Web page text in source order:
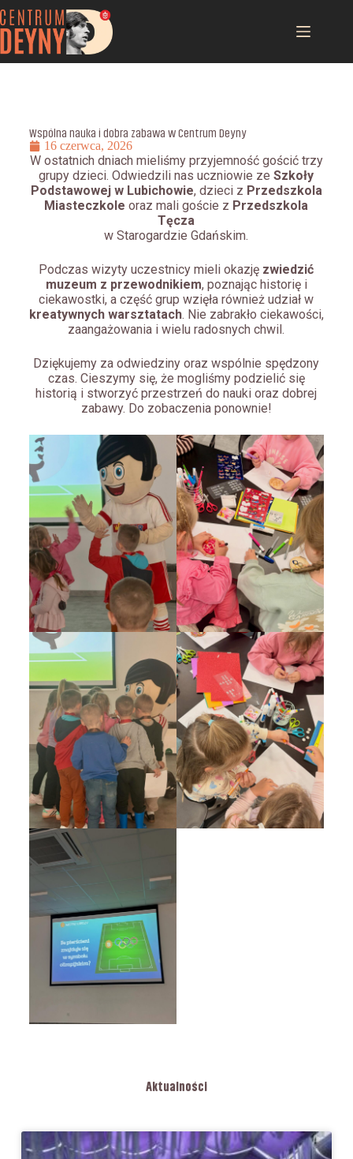
Wspólna nauka i dobra zabawa w Centrum Deyny
16 czerwca, 2026
W ostatnich dniach mieliśmy przyjemność gościć trzy
grupy dzieci. Odwiedzili nas uczniowie zeSzkoły
Podstawowej w Lubichowie, dzieci z Przedszkola
Miasteczkole oraz mali goście z Przedszkola
Tęcza
w Starogardzie Gdańskim.
Podczas wizyty uczestnicy mieli okazję zwiedzić
muzeum z przewodnikiem, poznając historię i
ciekawostki, a część grup wzięła również udział w
kreatywnych warsztatach. Nie zabrakło ciekawości,
zaangażowania i wielu radosnych chwil.
Dziękujemy za odwiedziny oraz wspólnie spędzony
czas. Cieszymy się, że mogliśmy podzielić się
historią i stworzyć przestrzeń do nauki oraz dobrej
zabawy. Do zobaczenia ponownie!
Aktualności